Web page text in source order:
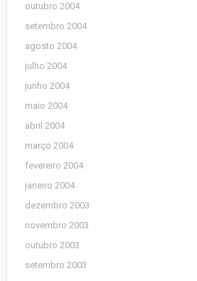
outubro 2004
setembro 2004
agosto 2004
julho 2004
junho 2004
maio 2004
abril 2004
março 2004
fevereiro 2004
janeiro 2004
dezembro 2003
novembro 2003
outubro 2003
setembro 2003